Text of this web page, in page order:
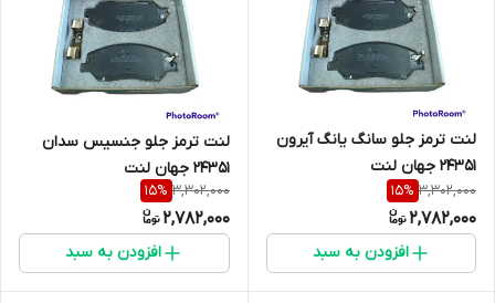
لنت ترمز جلو سانگ یانگ آیرون
24351 جهان لنت
3,302,000
15%
2,782,000
افزودن به سبد
لنت ترمز جلو جنسیس سدان
24351 جهان لنت
3,302,000
15%
2,782,000
افزودن به سبد